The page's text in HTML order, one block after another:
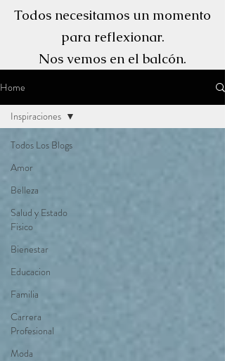
Todos necesitamos un momento
para reflexionar.
Nos vemos en el balcón.
Home
Todos Los Blogs
Amor
Belleza
Salud y Estado
Fisico
Bienestar
Educacion
Familia
Carrera
Profesional
Moda
Inspiraciones